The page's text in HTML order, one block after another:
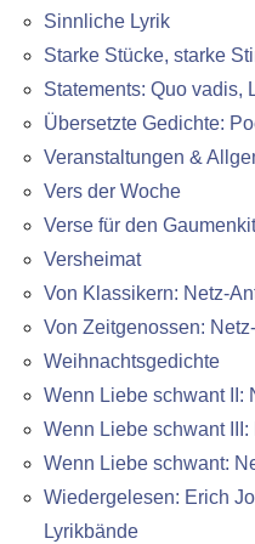
Sinnliche Lyrik
Starke Stücke, starke
Statements: Quo vadis,
Übersetzte Gedichte:
Veranstaltungen &
Vers der Woche
Verse für den
Versheimat
Von Klassikern: Netz-
Von Zeitgenossen:
Weihnachtsgedichte
Wenn Liebe schwant II:
Wenn Liebe schwant
Wenn Liebe schwant:
Wiedergelesen: Erich
Lyrikbände